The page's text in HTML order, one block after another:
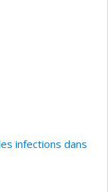
infections dans